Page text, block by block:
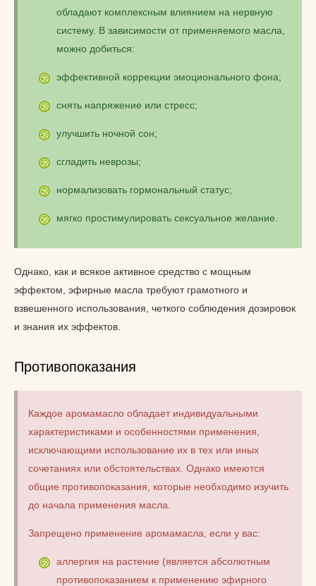
обладают комплексным влиянием на нервную
систему. В зависимости от применяемого масла,
можно добиться:
эффективной коррекции эмоционального фона;
снять напряжение или стресс;
улучшить ночной сон;
сгладить неврозы;
нормализовать гормональный статус;
мягко простимулировать сексуальное желание.
Однако, как и всякое активное средство с мощным
эффектом, эфирные масла требуют грамотного и
взвешенного использования, четкого соблюдения дозировок
и знания их эффектов.
Противопоказания
Каждое аромамасло обладает индивидуальными
характеристиками и особенностями применения,
исключающими использование их в тех или иных
сочетаниях или обстоятельствах. Однако имеются
общие противопоказания, которые необходимо изучить
до начала применения масла.
Запрещено применение аромамасла, если у вас:
аллергия на растение (является абсолютным
противопоказанием к применению эфирного